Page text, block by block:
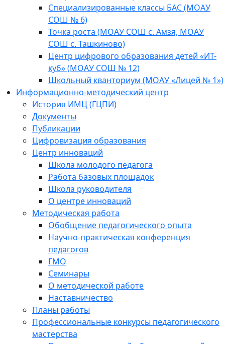
Специализированные классы БАС (МОАУ
СОШ № 6)
Точка роста (МОАУ СОШ с. Амзя, МОАУ
СОШ с. Ташкиново)
Центр цифрового образования детей «ИТ-
куб» (МОАУ СОШ № 12)
Школьный кванториум (МОАУ «Лицей № 1»)
Информационно-методический центр
История ИМЦ (ГЦПИ)
Документы
Публикации
Цифровизация образования
Центр инноваций
Школа молодого педагога
Работа базовых площадок
Школа руководителя
О центре инноваций
Методическая работа
Обобщение педагогического опыта
Научно-практическая конференция
педагогов
ГМО
Семинары
О методической работе
Наставничество
Планы работы
Профессиональные конкурсы педагогического
мастерства